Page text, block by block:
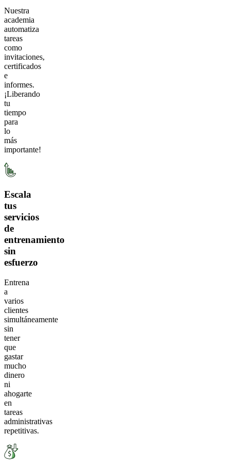
Nuestra
academia
automatiza
tareas
como
invitaciones,
certificados
e
informes.
¡Liberando
tu
tiempo
para
lo
más
importante!
Escala
tus
servicios
de
entrenamiento
sin
esfuerzo
Entrena
a
varios
clientes
simultáneamente
sin
tener
que
gastar
mucho
dinero
ni
ahogarte
en
tareas
administrativas
repetitivas.